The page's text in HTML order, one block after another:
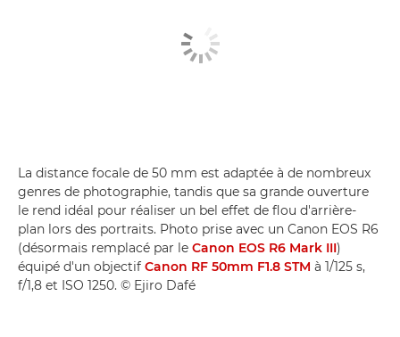
La distance focale de 50 mm est adaptée à de nombreux
genres de photographie, tandis que sa grande ouverture
le rend idéal pour réaliser un bel effet de flou d'arrière-
plan lors des portraits. Photo prise avec un Canon EOS R6
(désormais remplacé par le Canon EOS R6 Mark III)
équipé d'un objectif Canon RF 50mm F1.8 STM à 1/125 s,
f/1,8 et ISO 1250. © Ejiro Dafé